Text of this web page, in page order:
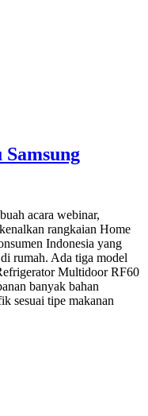
acara webinar,
rangkaian Home
Indonesia yang
rumah. Ada tiga model
Multidoor RF60
banyak bahan
sesuai tipe makanan